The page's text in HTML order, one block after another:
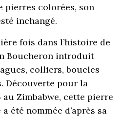
pierres colorées, son
inchangé.
fois dans l’histoire de
Boucheron introduit
colliers, boucles
Découverte pour la
au Zimbabwe, cette pierre
été nommée d’après sa